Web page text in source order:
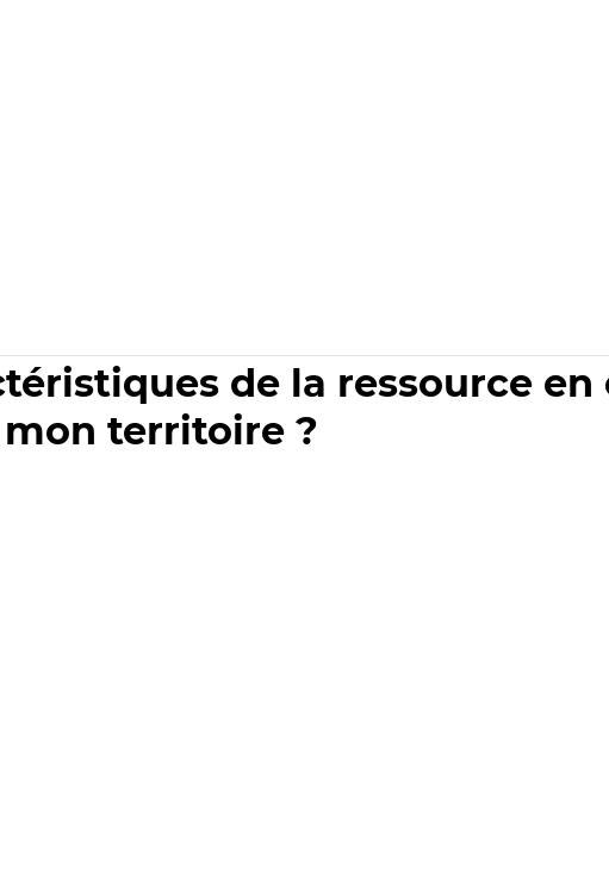
de la ressource en
territoire ?